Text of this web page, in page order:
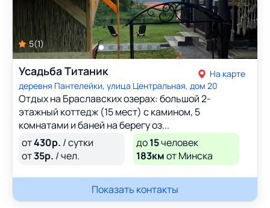
5(1)
Усадьба Титаник
деревня Пантелейки, улица Центральная, дом 20
На карте
Отдых на Браславских озерах: большой 2-
этажный коттедж (15 мест) с камином, 5
комнатами и баней на берегу оз...
от430р. / сутки
от35р. / чел.
до15человек
183кмот Минска
Показать контакты